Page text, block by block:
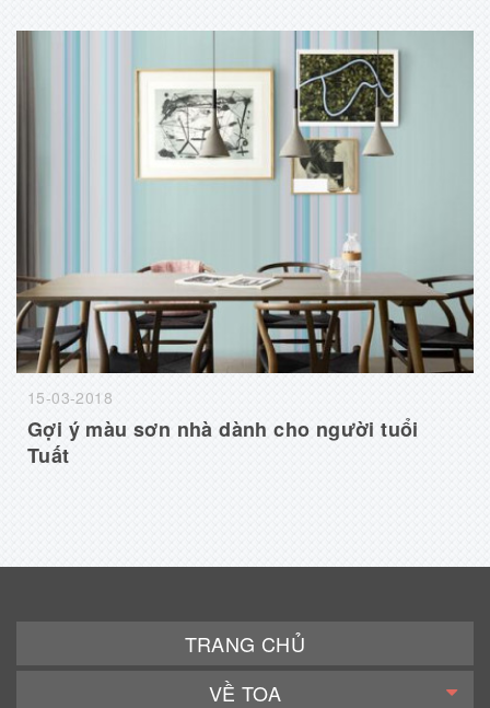
15-03-2018
Gợi ý màu sơn nhà dành cho người tuổi
Tuất
TRANG CHỦ
VỀ TOA